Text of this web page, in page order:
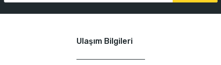
Ulaşım Bilgileri